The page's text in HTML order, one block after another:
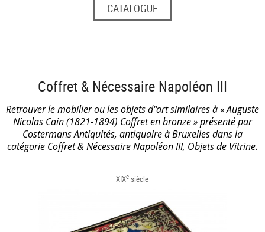
CATALOGUE
Coffret & Nécessaire Napoléon III
Retrouver le mobilier ou les objets d''art similaires à « Auguste
Nicolas Cain (1821-1894) Coffret en bronze » présenté par
Costermans Antiquités, antiquaire à Bruxelles dans la
catégorie Coffret & Nécessaire Napoléon III, Objets de Vitrine.
XIXe siècle